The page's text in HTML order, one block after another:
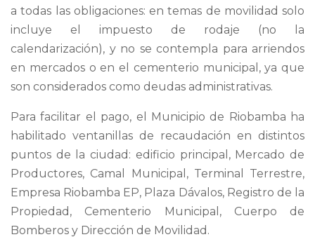
a todas las obligaciones: en temas de movilidad solo
incluye el impuesto de rodaje (no la
calendarización), y no se contempla para arriendos
en mercados o en el cementerio municipal, ya que
son considerados como deudas administrativas.
Para facilitar el pago, el Municipio de Riobamba ha
habilitado ventanillas de recaudación en distintos
puntos de la ciudad: edificio principal, Mercado de
Productores, Camal Municipal, Terminal Terrestre,
Empresa Riobamba EP, Plaza Dávalos, Registro de la
Propiedad, Cementerio Municipal, Cuerpo de
Bomberos y Dirección de Movilidad.